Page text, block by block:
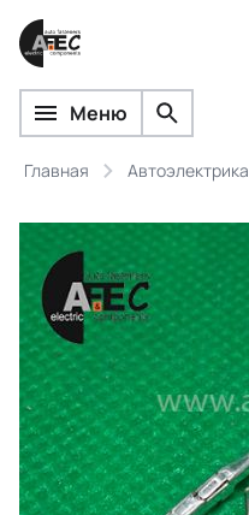
Меню
Главная Автоэлектрика